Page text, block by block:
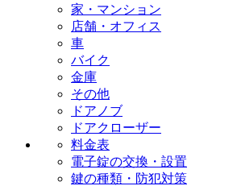
家・マンション
店舗・オフィス
車
バイク
金庫
その他
ドアノブ
ドアクローザー
料金表
電子錠の交換・設置
鍵の種類・防犯対策